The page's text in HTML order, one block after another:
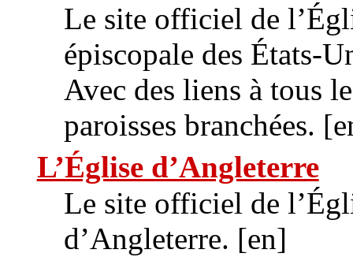
Le site officiel de
épiscopale des États-
Avec des liens à tous
paroisses branchées.
L’Église d’Angleterre
Le site officiel de
d’Angleterre. [en]